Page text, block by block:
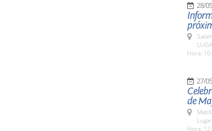
28/
Hora:
27/
de
Hora: